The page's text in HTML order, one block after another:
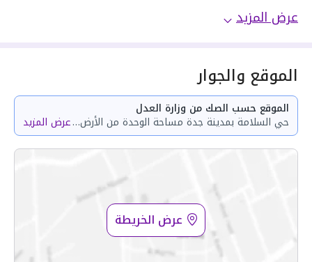
عرض المزيد
الموقع والجوار
الموقع حسب الصك من وزارة العدل
حي السلامة بمدينة جدة مساحة الوحدة من الأرض 29.68 متر وتختص من المنافع والأجزاء المشتركة بمساحة 61.19 مترعرض المزيد
عرض الخريطة